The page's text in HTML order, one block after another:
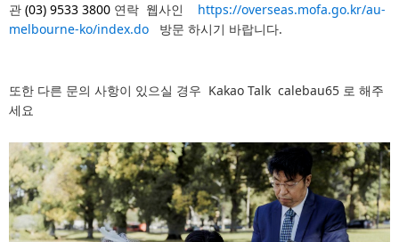
관 (03) 9533 3800 연락 웹사인 https://overseas.mofa.go.kr/au-
melbourne-ko/index.do 방문 하시기 바랍니다.
또한 다른 문의 사항이 있으실 경우 Kakao Talk calebau65 로 해주
세요